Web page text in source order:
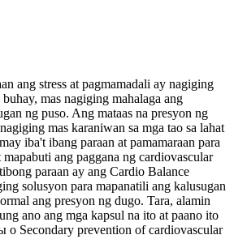
ang stress at pagmamadali ay nagiging
mas nagiging mahalaga ang
ng puso. Ang mataas na presyon ng
mas karaniwan sa mga tao sa lahat
iba't ibang paraan at pamamaraan para
ang paggana ng cardiovascular
paraan ay ang Cardio Balance
solusyon para mapanatili ang kalusugan
ang presyon ng dugo. Tara, alamin
ano ang mga kapsul na ito at paano ito
о Secondary prevention of cardiovascular